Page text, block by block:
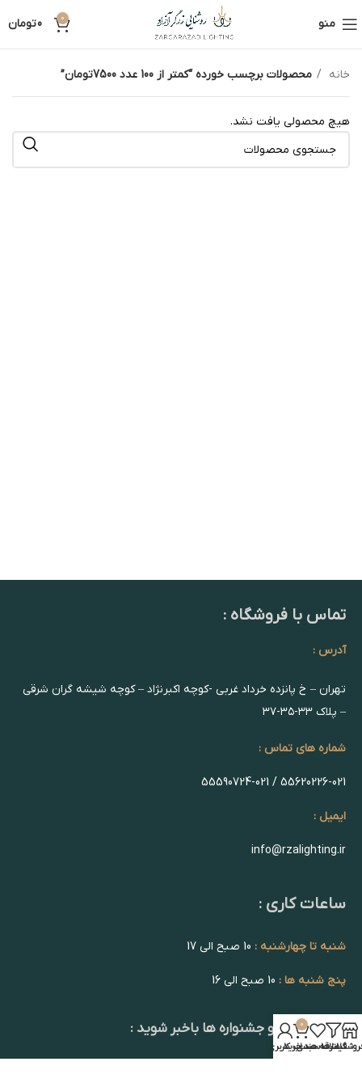
منو 0
0تومان
خانه محصولات برچسب خورده “کمتر از 100 عدد 7500تومان”
هیچ محصولی یافت نشد.
تماس با فروشگاه :
آدرس :
تهران – خ پانزده خرداد غربی -کوچه اکبرنژاد – کوچه شیشه گران شرقی
– پلاک ۳۳-۳۵-۳۷
شماره های تماس :
55620226-021 / 55590724-021
ایمیل :
info@rzalighting.ir
ساعات کاری :
شنبه تا چهارشنبه :
پنج شنبه ها :
از تخفیف ها و جشنواره ها باخبر شوید :
فیلترها
علاقه مندی
0
سبد خرید
حساب کاربری من